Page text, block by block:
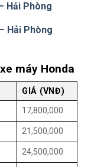
Hải Phòng
Hải Phòng
máy Honda
GIÁ (VNĐ)
17,800,000
21,500,000
24,500,000